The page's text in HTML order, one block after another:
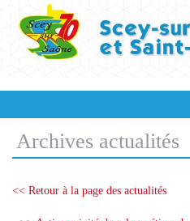
Archives actualités
<< Retour à la page des actualités